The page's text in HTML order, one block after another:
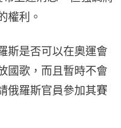
權利。
斯是否可以在奧運會
國歌，而且暫時不會
俄羅斯官員參加其賽